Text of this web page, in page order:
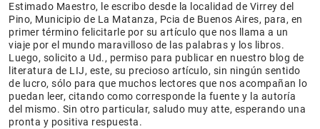
Estimado Maestro, le escribo desde la localidad de Virrey del
Pino, Municipio de La Matanza, Pcia de Buenos Aires, para, en
primer término felicitarle por su artículo que nos llama a un
viaje por el mundo maravilloso de las palabras y los libros.
Luego, solicito a Ud., permiso para publicar en nuestro blog de
literatura de LIJ, este, su precioso artículo, sin ningún sentido
de lucro, sólo para que muchos lectores que nos acompañan lo
puedan leer, citando como corresponde la fuente y la autoría
del mismo. Sin otro particular, saludo muy atte, esperando una
pronta y positiva respuesta.